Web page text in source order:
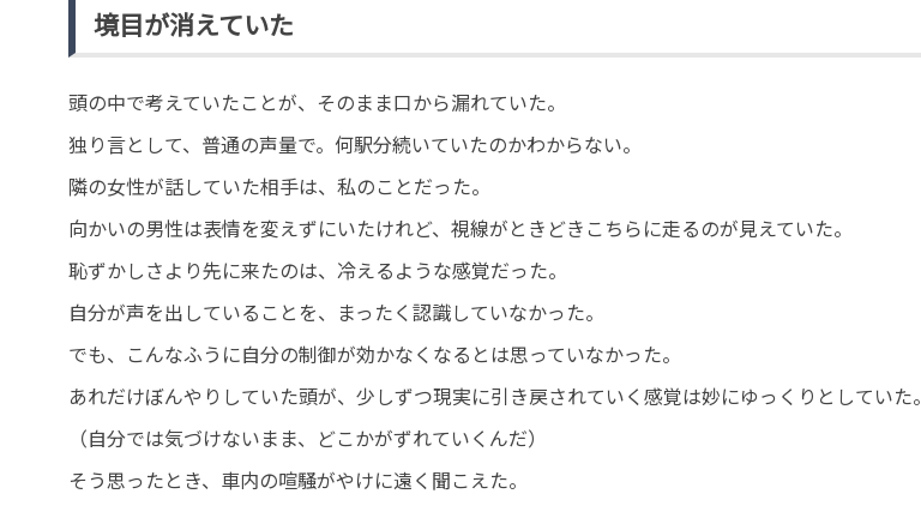
境目が消えていた
頭の中で考えていたことが、そのまま口から漏れていた。
独り言として、普通の声量で。何駅分続いていたのかわからない。
隣の女性が話していた相手は、私のことだった。
向かいの男性は表情を変えずにいたけれど、視線がときどきこちらに走るのが見えていた。
恥ずかしさより先に来たのは、冷えるような感覚だった。
自分が声を出していることを、まったく認識していなかった。
でも、こんなふうに自分の制御が効かなくなるとは思っていなかった。
あれだけぼんやりしていた頭が、少しずつ現実に引き戻されていく感覚は妙にゆっくりとしていた。
（自分では気づけないまま、どこかがずれていくんだ）
そう思ったとき、車内の喧騒がやけに遠く聞こえた。